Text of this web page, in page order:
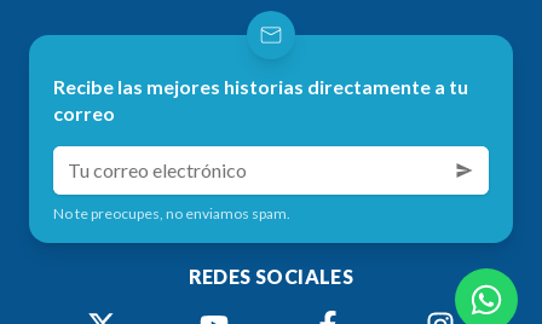
Recibe las mejores historias directamente a tu
correo
No te preocupes, no enviamos spam.
REDES SOCIALES